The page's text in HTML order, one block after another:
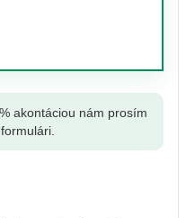
akontáciou nám prosím